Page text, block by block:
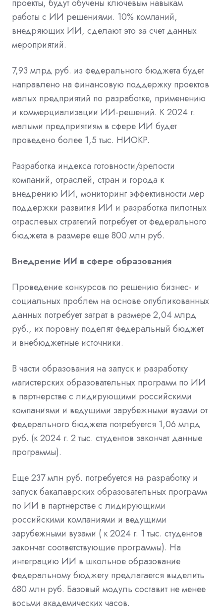
проекты, будут обучены ключевым навыкам
работы с ИИ решениями. 10% компаний,
внедряющих ИИ, сделают это за счет данных
мероприятий.
7,93 млрд руб. из федерального бюджета будет
направлено на финансовую поддержку проектов
малых предприятий по разработке, применению
и коммерциализации ИИ-решений. К 2024 г.
малыми предприятиям в сфере ИИ будет
проведено более 1,5 тыс. НИОКР.
Разработка индекса готовности/зрелости
компаний, отраслей, стран и города к
внедрению ИИ, мониторинг эффективности мер
поддержки развития ИИ и разработка пилотных
отраслевых стратегий потребует от федерального
бюджета в размере еще 800 млн руб.
Внедрение ИИ в сфере образования
Проведение конкурсов по решению бизнес- и
социальных проблем на основе опубликованных
данных потребует затрат в размере 2,04 млрд
руб., их поровну поделят федеральный бюджет
и внебюджетные источники.
В части образования на запуск и разработку
магистерских образовательных программ по ИИ
в партнерстве с лидирующими российскими
компаниями и ведущими зарубежными вузами от
федерального бюджета потребуется 1,06 млрд
руб. (к 2024 г. 2 тыс. студентов закончат данные
программы).
Еще 237 млн руб. потребуется на разработку и
запуск бакалаврских образовательных программ
по ИИ в партнерстве с лидирующими
российскими компаниями и ведущими
зарубежными вузами ( к 2024 г. 1 тыс. студентов
закончат соответствующие программы). На
интеграцию ИИ в школьное образование
федеральному бюджету предлагается выделить
680 млн руб. Базовый модуль составит не менее
восьми академических часов.